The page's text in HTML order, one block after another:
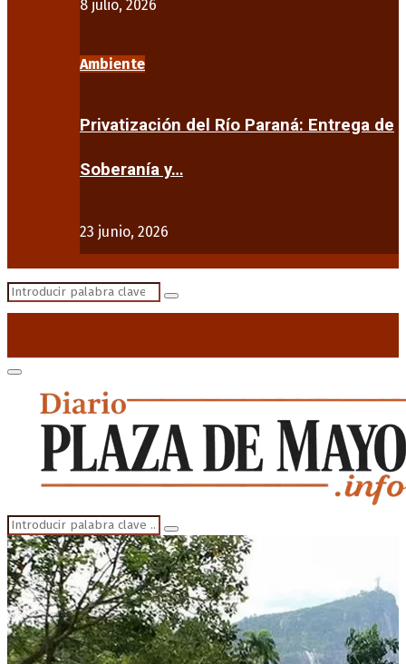
8 julio, 2026
Ambiente
Privatización del Río Paraná: Entrega de
Soberanía y…
23 junio, 2026
Search
Search
Primary
Menu
Search
for:
Search